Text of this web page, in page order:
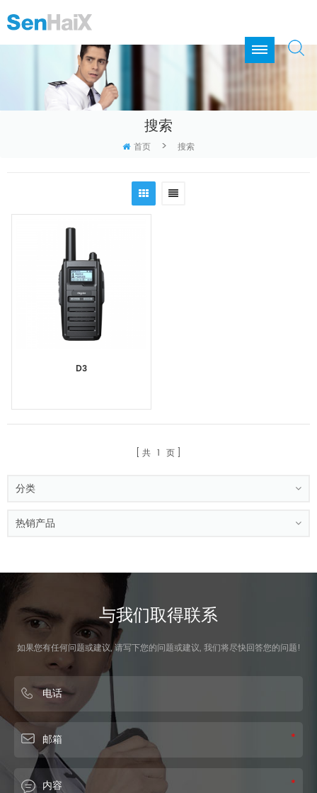
搜索
首页 > 搜索
D3
共 1 页
分类
热销产品
与我们取得联系
如果您有任何问题或建议, 请写下您的问题或建议, 我们将尽快回答您的问题!